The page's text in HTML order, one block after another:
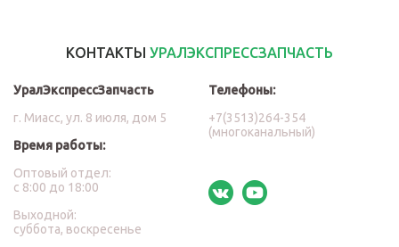
КОНТАКТЫ УРАЛЭКСПРЕССЗАПЧАСТЬ
УралЭкспрессЗапчасть
г. Миасс, ул. 8 июля, дом 5
Время работы:
Оптовый отдел:
с 8:00 до 18:00
Выходной:
суббота, воскресенье
Телефоны:
+7(3513)264-354
(многоканальный)